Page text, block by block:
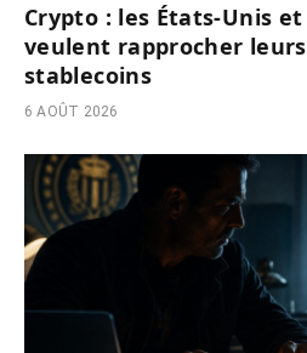
Crypto : les États-Unis
veulent rapprocher
stablecoins
6 AOÛT 2026